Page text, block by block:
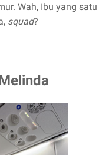
Wah, Ibu yang satu
squad?